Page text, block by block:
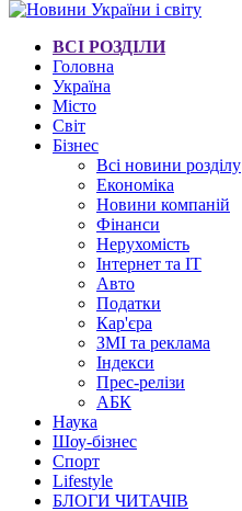
ВСІ РОЗДІЛИ
Головна
Україна
Місто
Світ
Бізнес
Всі новини розділу
Економіка
Новини компаній
Фінанси
Нерухомість
Інтернет та IT
Авто
Податки
Кар'єра
ЗМІ та реклама
Індекси
Прес-релізи
АБК
Наука
Шоу-бізнес
Спорт
Lifestyle
БЛОГИ ЧИТАЧІВ